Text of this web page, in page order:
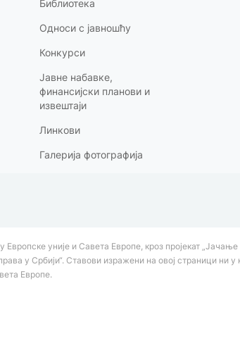
Библиотека
Односи с јавношћу
Конкурси
Јавне набавке,
финансијски планови и
извештаји
Линкови
Галерија фотографија
уније и Савета Европе, кроз пројекат
у Србији“. Ставови изражени на овој страници ни у
Европе.